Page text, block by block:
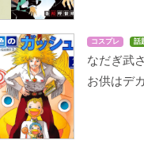
コスプレ 話
なだぎ武
お供はデ